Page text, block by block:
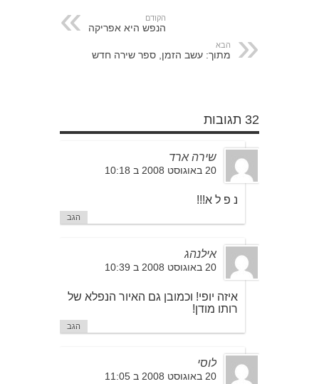
הקודם
הנפש היא אפריקה
הבא
מתוך: עשב הזמן, ספר שירה חדש
32 תגובות
שירה ארד
20 באוגוסט 2008 ב 10:18
נ פ ל א!!!
הגב
אילנהג
20 באוגוסט 2008 ב 10:39
איזה יופי! וכמובן גם האיור הנפלא של
רותו מודן!
הגב
לוסי
20 באוגוסט 2008 ב 11:05